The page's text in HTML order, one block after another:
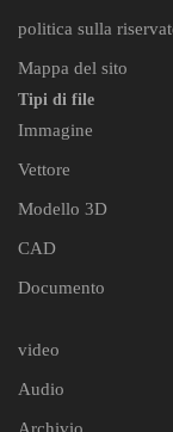
politica sulla
Mappa del sito
Tipi di file
Immagine
Vettore
Modello 3D
CAD
Documento
video
Audio